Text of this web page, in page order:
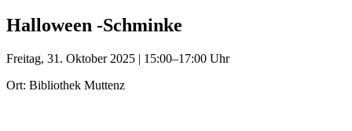
Halloween -Schminke
Freitag, 31. Oktober 2025 | 15:00–17:00 Uhr
Ort: Bibliothek Muttenz